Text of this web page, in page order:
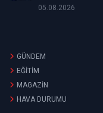
05.08.2026
GÜNDEM
EĞİTİM
MAGAZİN
HAVA DURUMU